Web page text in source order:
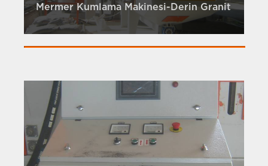
Mermer Kumlama Makinesi-Derin Granit